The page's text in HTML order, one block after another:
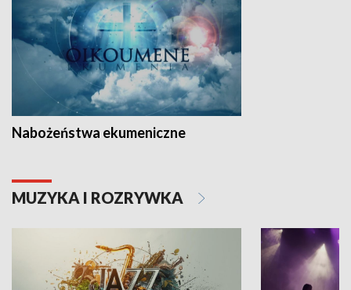
Nabożeństwa ekumeniczne
MUZYKA I ROZRYWKA